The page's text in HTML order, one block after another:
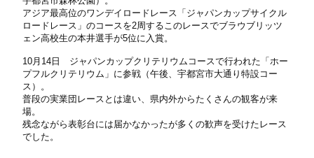
アジア最高位のワンデイロードレース「ジャパンカップサイクル
ロードレース」のコースを2周するこのレースでブラウブリッツ
ェン高校生の本井選手が5位に入賞。
10月 14 日 ジャパンカップクリテリウムコースで行われた「ホー
プフルクリテリウム」に参戦（午後、宇都宮市大通り特設コー
ス）。
普段の実業団レースとは違い、県内外からたくさんの観客が来
場。
残念ながら表彰台には届かなかったが多くの歓声を受けたレース
でした。